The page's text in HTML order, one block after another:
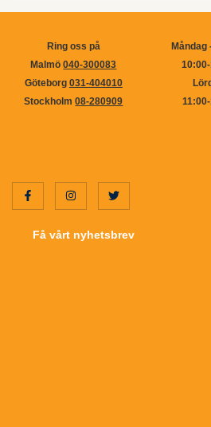
Ring oss på
Malmö040-300083
Göteborg 031-404010
Stockholm08-280909
Måndag
Få vårt nyhetsbrev